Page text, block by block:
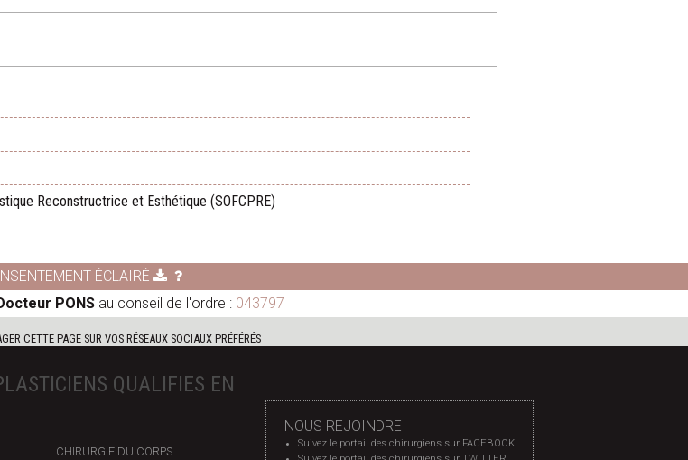
Reconstructrice et Esthétique (SOFCPRE)
ÉCLAIRÉ
PONSau conseil de l'ordre : 043797
CETTE PAGE SUR VOS RÉSEAUX SOCIAUX PRÉFÉRÉS
QUALIFIES EN
CHIRURGIE DU CORPS
NOUS REJOINDRE
Suivez le portail des chirurgiens sur FACEBOOK